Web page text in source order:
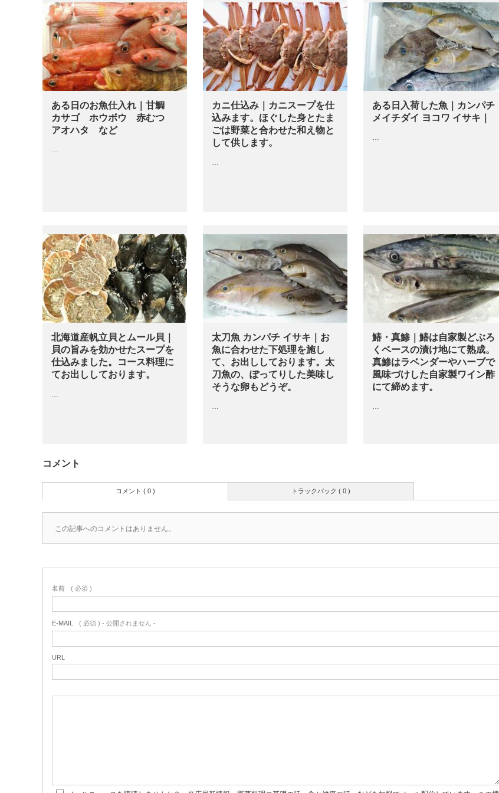
ある日のお魚仕入れ｜甘鯛
カサゴ ホウボウ 赤むつ
アオハタ など
…
カニ仕込み｜カニスープを仕
込みます。ほぐした身とたま
ごは野菜と合わせた和え物と
して供します。
…
ある日入荷した魚｜カンパチ
メイチダイ ヨコワ イサキ｜
…
北海道産帆立貝とムール貝｜
貝の旨みを効かせたスープを
仕込みました。コース料理に
てお出ししております。
…
太刀魚 カンパチ イサキ｜お
魚に合わせた下処理を施し
て、お出ししております。太
刀魚の、ぽってりした美味し
そうな卵もどうぞ。
…
鰆・真鯵｜鰆は自家製どぶろ
くベースの漬け地にて熟成。
真鯵はラベンダーやハーブで
風味づけした自家製ワイン酢
にて締めます。
…
コメント
トラックバック ( 0 )
コメント ( 0 )
この記事へのコメントはありません。
名前 ( 必須 )
E-MAIL ( 必須 ) - 公開されません -
URL